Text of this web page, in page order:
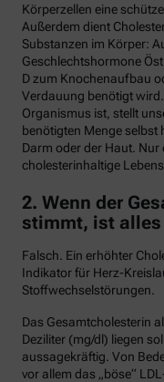
Körperzellen eine
Außerdem dient
Substanzen im Körper:
Geschlechtshormone
D zum Knochenaufbau
Verdauung benötigt
Organismus ist, stellt
benötigten Menge selbst
Darm oder der Haut. Nur
cholesterinhaltige
2. Wenn der
stimmt, ist alles
Falsch. Ein erhöhter
Indikator für Herz-
Stoffwechselstörungen.
Das Gesamtcholesterin
Deziliter (mg/dl) liegen
aussagekräftig. Von
vor allem das „böse“